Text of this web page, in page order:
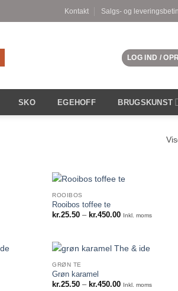
Kontakt Salgs- og
LOG IND /
SKO EGEHOFF BRUGSKUNST
ROOIBOS
Rooibos toffee te
kr.25.50 – kr.450.00Prisinterval:
Inkl. moms
GRØN TE
Grøn karamel
kr.25.50 – kr.450.00Prisinterval:
Inkl. moms